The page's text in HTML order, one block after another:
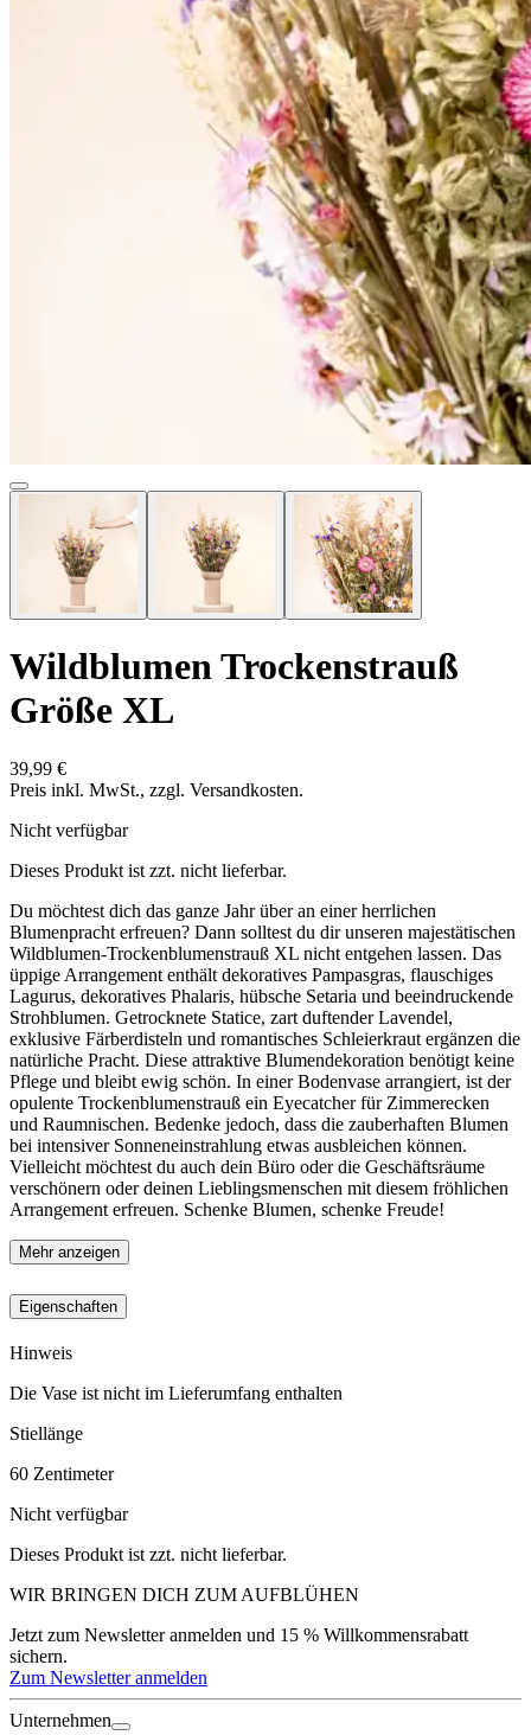
Wildblumen Trockenstrauß
Größe XL
39,99 €
Preis inkl. MwSt., zzgl. Versandkosten.
Nicht verfügbar
Dieses Produkt ist zzt. nicht lieferbar.
Du möchtest dich das ganze Jahr über an einer herrlichen
Blumenpracht erfreuen? Dann solltest du dir unseren majestätischen
Wildblumen-Trockenblumenstrauß XL nicht entgehen lassen. Das
üppige Arrangement enthält dekoratives Pampasgras, flauschiges
Lagurus, dekoratives Phalaris, hübsche Setaria und beeindruckende
Strohblumen. Getrocknete Statice, zart duftender Lavendel,
exklusive Färberdisteln und romantisches Schleierkraut ergänzen die
natürliche Pracht. Diese attraktive Blumendekoration benötigt keine
Pflege und bleibt ewig schön. In einer Bodenvase arrangiert, ist der
opulente Trockenblumenstrauß ein Eyecatcher für Zimmerecken
und Raumnischen. Bedenke jedoch, dass die zauberhaften Blumen
bei intensiver Sonneneinstrahlung etwas ausbleichen können.
Vielleicht möchtest du auch dein Büro oder die Geschäftsräume
verschönern oder deinen Lieblingsmenschen mit diesem fröhlichen
Arrangement erfreuen. Schenke Blumen, schenke Freude!
Mehr anzeigen
Eigenschaften
Hinweis
Die Vase ist nicht im Lieferumfang enthalten
Stiellänge
60 Zentimeter
Nicht verfügbar
Dieses Produkt ist zzt. nicht lieferbar.
WIR BRINGEN DICH ZUM AUFBLÜHEN
Jetzt zum Newsletter anmelden und 15 % Willkommensrabatt
sichern.
Zum Newsletter anmelden
Unternehmen